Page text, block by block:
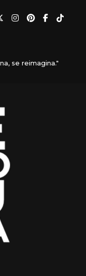
se reimagina."